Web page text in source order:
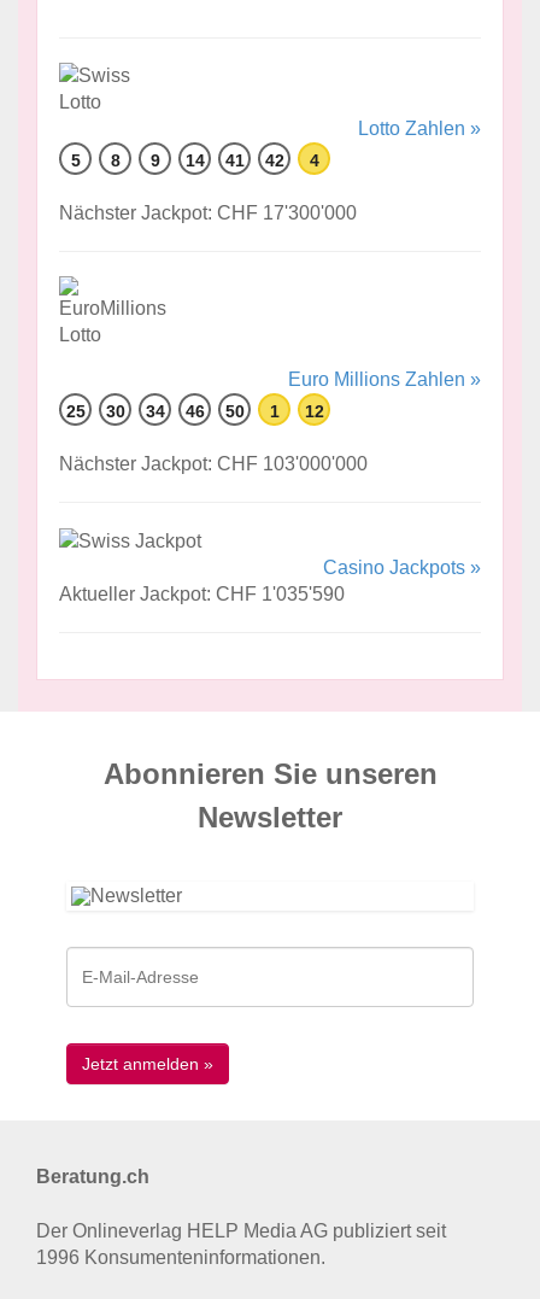
Lotto Zahlen »
5 8 9 14 41 42 4
Nächster Jackpot: CHF 17'300'000
Euro Millions Zahlen »
25 30 34 46 50 1 12
Nächster Jackpot: CHF 103'000'000
Casino Jackpots »
Aktueller Jackpot: CHF 1'035'590
Abonnieren Sie unseren
News­letter
Beratung.ch
Der Onlineverlag HELP Media AG publiziert seit
1996 Konsumenten­informationen.